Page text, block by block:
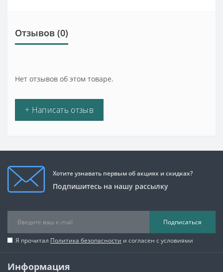
Отзывов (0)
Нет отзывов об этом товаре.
+ Написать отзыв
Хотите узнавать первым об акциях и скидках?
Подпишитесь на нашу рассылку
Подписаться
Я прочитал Политика безопасности и согласен с условиями
Информация